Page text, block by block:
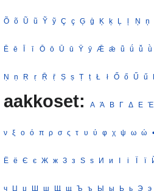
Õ õ Ũ ũ Ỹ ỹ Ç ç Ģ ģ Ķ ķ Ļ ļ Ņ ņ
Ē ē Ī ī Ō ō Ū ū Ȳ ȳ Ǣ ǣ ǖ ǘ ǚ ǜ
Ṇ ṇ Ṛ ṛ Ṝ ṝ Ṣ ṣ Ṭ ṭ Ł ł Ő ő Ű ű
aakkoset: Α Ά Β Γ Δ Ε Έ
ν ξ ο ό π ρ σ ς τ υ ύ φ χ ψ ω ώ •
Ё ё Є є Ж ж З з Ѕ ѕ И и І і Ї ї
ч Џ џ Ш ш Щ щ Ъ ъ Ы ы Ь ь Э э